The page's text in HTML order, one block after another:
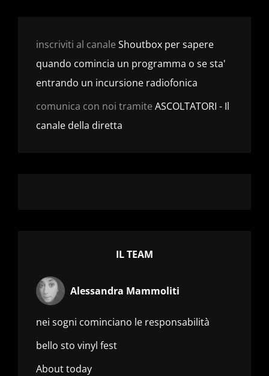
inscriviti al canale Shoutbox per sapere
quando comincia un programma o se sta'
entrando un incursione radiofonica
comunica con noi tramite ASCOLTATORI - Il
canale della diretta
IL TEAM
Alessandra Mammoliti
nei sogni cominciano le responsabilità
bello sto vinyl fest
About today